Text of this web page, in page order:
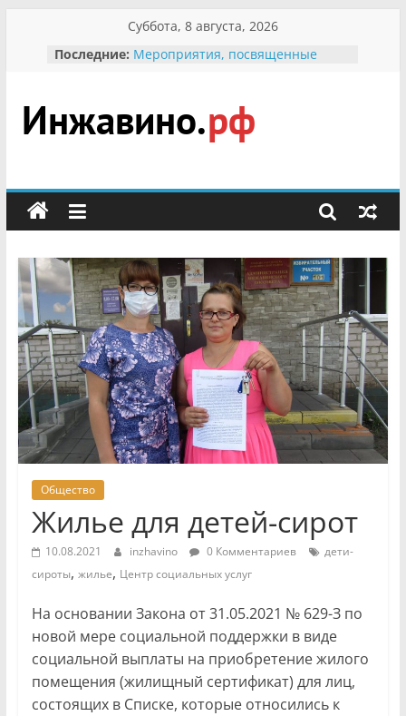
содержимому
Суббота, 8 августа, 2026
Последние: Мероприятия, посвященные
гражданин Инжавинского округа»
участнице Великой
Отечественной, фронтовичке
Безопасность в сети Интернет
мероприятии «Сохраним
первоцветы!»
В вольере Воронинского
заповедника родились крапчатые
суслики
Инжавино.рф
сельский
портал
Общество
Жилье для детей-сирот
10.08.2021 inzhavino 0 Комментариев
дети-
сироты, жилье, Центр социальных услуг
На основании Закона от 31.05.2021 № 629-З по
новой мере социальной поддержки в виде
социальной выплаты на приобретение жилого
помещения (жилищный сертификат) для лиц,
состоящих в Списке, которые относились к